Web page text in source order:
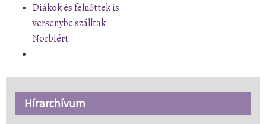
Diákok és felnőttek is
versenybe szálltak
Norbiért
Hírarchívum